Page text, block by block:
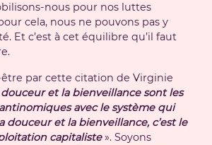
nous pour nos luttes
cela, nous ne pouvons pas y
Et c’est à cet équilibre qu’il faut
par cette citation de Virginie
douceur et la bienveillance sont les
avec le système qui
douceur et la bienveillance, c’est le
capitaliste». Soyons